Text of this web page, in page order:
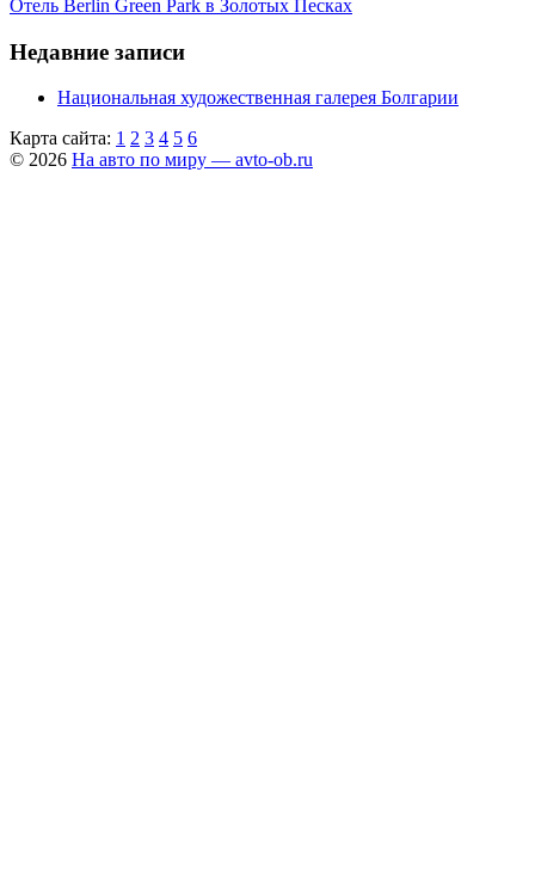
Отель Berlin Green Park в Золотых Песках
Недавние записи
Национальная художественная галерея Болгарии
Карта сайта: 1 2 3 4 5 6
© 2026 На авто по миру — avto-ob.ru